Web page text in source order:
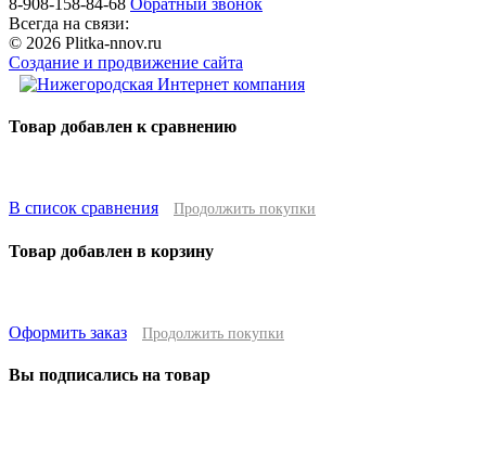
8-908-158-84-68 Обратный звонок
Всегда на связи:
© 2026 Plitka-nnov.ru
Создание и продвижение сайта
Товар добавлен к сравнению
В список сравнения Продолжить покупки
Товар добавлен в корзину
Оформить заказ Продолжить покупки
Вы подписались на товар